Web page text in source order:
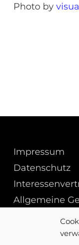
Photo by
Impressum
Datenschutz
Allgemeine